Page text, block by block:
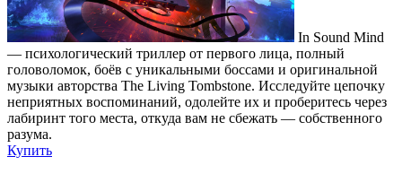
In Sound Mind
— психологический триллер от первого лица, полный
головоломок, боёв с уникальными боссами и оригинальной
музыки авторства The Living Tombstone. Исследуйте цепочку
неприятных воспоминаний, одолейте их и проберитесь через
лабиринт того места, откуда вам не сбежать — собственного
разума.
Купить